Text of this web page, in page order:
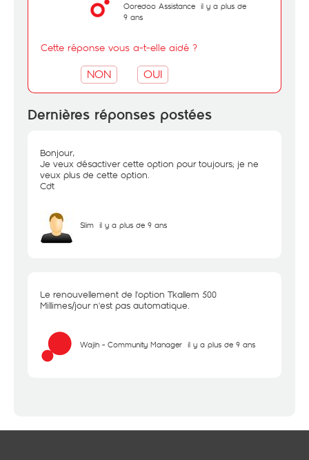
Ooredoo Assistance il y a plus de
9 ans
Cette réponse vous a-t-elle aidé ?
NON OUI
Dernières réponses postées
Bonjour,
Je veux désactiver cette option pour toujours; je ne
veux plus de cette option.
Cdt
Slim il y a plus de 9 ans
Le renouvellement de l'option Tkallem 500
Millimes/jour n'est pas automatique.
Wajih - Community Manager il y a plus de 9 ans